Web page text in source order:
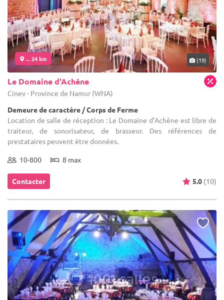
... 24 km (19)
Le Domaine d'Achêne
Ciney - Province de Namur (WNA)
Demeure de caractère / Corps de Ferme
Location de salle de réception : Le Domaine d’Achêne est libre de
traiteur, de sonorisateur, de brasseur. Des références de
prestataires peuvent être données.
10-800 8 max
Contacter 5.0 (10)